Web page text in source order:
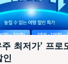
최저가’ 프로